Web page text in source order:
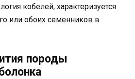
кобелей, характеризуется
или обоих семенников в
породы